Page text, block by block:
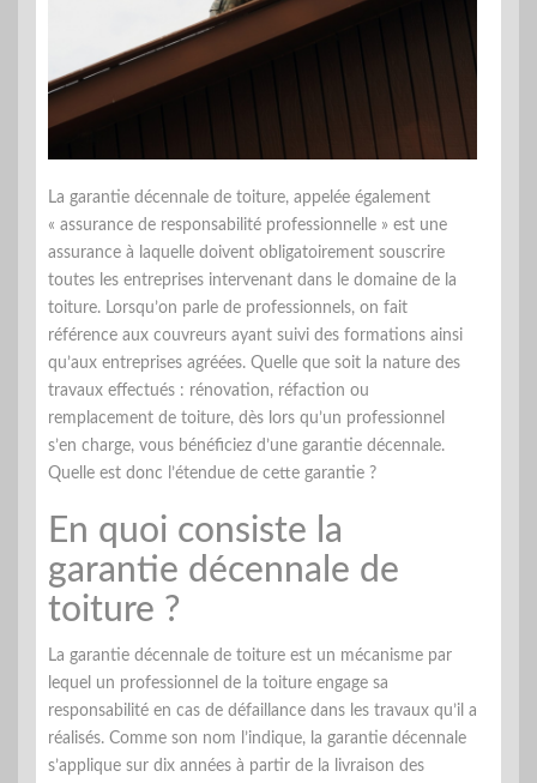
La garantie décennale de toiture, appelée également
« assurance de responsabilité professionnelle » est une
assurance à laquelle doivent obligatoirement souscrire
toutes les entreprises intervenant dans le domaine de la
toiture. Lorsqu’on parle de professionnels, on fait
référence aux couvreurs ayant suivi des formations ainsi
qu’aux entreprises agréées. Quelle que soit la nature des
travaux effectués : rénovation, réfaction ou
remplacement de toiture, dès lors qu’un professionnel
s’en charge, vous bénéficiez d’une garantie décennale.
Quelle est donc l’étendue de cette garantie ?
En quoi consiste la
garantie décennale de
toiture ?
La garantie décennale de toiture est un mécanisme par
lequel un professionnel de la toiture engage sa
responsabilité en cas de défaillance dans les travaux qu’il a
réalisés. Comme son nom l’indique, la garantie décennale
s’applique sur dix années à partir de la livraison des